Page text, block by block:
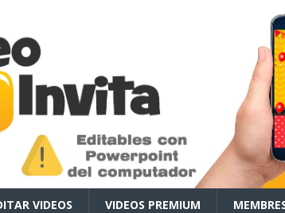
VIDEOS VIDEOS PREMIUM